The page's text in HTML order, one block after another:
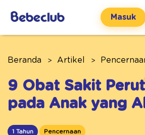
Masuk
Beranda Artikel
9 Obat Sakit
pada Anak yang
1 Tahun Pencernaan